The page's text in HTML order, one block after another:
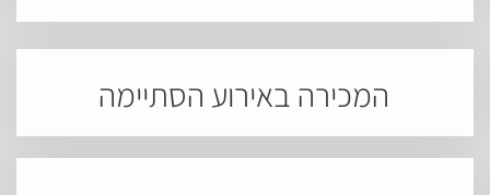
המכירה באירוע הסתיימה